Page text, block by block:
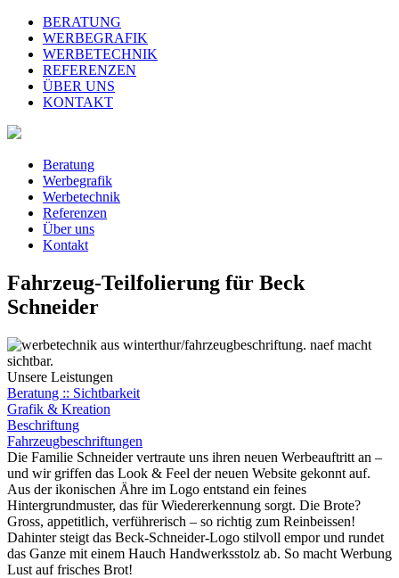
BERATUNG
WERBEGRAFIK
WERBETECHNIK
REFERENZEN
ÜBER UNS
KONTAKT
Beratung
Werbegrafik
Werbetechnik
Referenzen
Über uns
Kontakt
Fahrzeug-Teilfolierung für Beck
Schneider
Unsere Leistungen
Beratung :: Sichtbarkeit
Grafik & Kreation
Beschriftung
Fahrzeugbeschriftungen
Die Familie Schneider vertraute uns ihren neuen Werbeauftritt an –
und wir griffen das Look & Feel der neuen Website gekonnt auf.
Aus der ikonischen Ähre im Logo entstand ein feines
Hintergrundmuster, das für Wiedererkennung sorgt. Die Brote?
Gross, appetitlich, verführerisch – so richtig zum Reinbeissen!
Dahinter steigt das Beck-Schneider-Logo stilvoll empor und rundet
das Ganze mit einem Hauch Handwerksstolz ab. So macht Werbung
Lust auf frisches Brot!